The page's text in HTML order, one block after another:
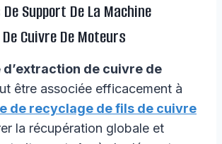
Support De La Machine
Cuivre De Moteurs
d’extraction de cuivre de
être associée efficacement à
de recyclage de fils de cuivre
la récupération globale et